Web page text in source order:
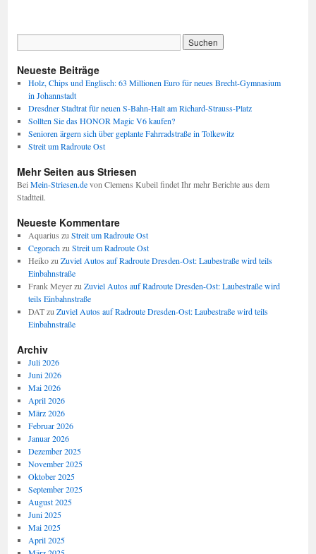
Neueste Beiträge
Holz, Chips und Englisch: 63 Millionen Euro für neues Brecht-Gymnasium
in Johannstadt
Dresdner Stadtrat für neuen S-Bahn-Halt am Richard-Strauss-Platz
Sollten Sie das HONOR Magic V6 kaufen?
Senioren ärgern sich über geplante Fahrradstraße in Tolkewitz
Streit um Radroute Ost
Mehr Seiten aus Striesen
Bei Mein-Striesen.devon Clemens Kubeil findet Ihr mehr Berichte aus dem
Stadtteil.
Neueste Kommentare
Aquarius zu Streit um Radroute Ost
Cegorachzu Streit um Radroute Ost
Heikozu Zuviel Autos auf Radroute Dresden-Ost: Laubestraße wird teils
Einbahnstraße
Frank Meyerzu Zuviel Autos auf Radroute Dresden-Ost: Laubestraße wird
teils Einbahnstraße
DATzu Zuviel Autos auf Radroute Dresden-Ost: Laubestraße wird teils
Einbahnstraße
Archiv
Juli 2026
Juni 2026
Mai 2026
April 2026
März 2026
Februar 2026
Januar 2026
Dezember 2025
November 2025
Oktober 2025
September 2025
August 2025
Juni 2025
Mai 2025
April 2025